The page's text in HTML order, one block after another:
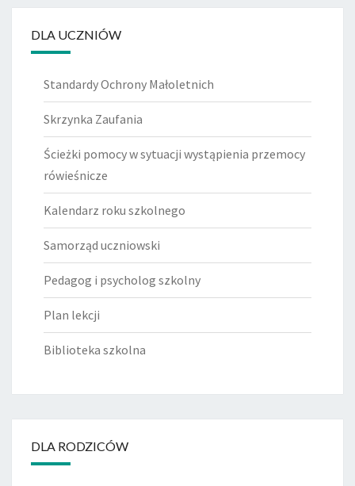
DLA UCZNIÓW
Standardy Ochrony Małoletnich
Skrzynka Zaufania
Ścieżki pomocy w sytuacji wystąpienia przemocy
rówieśnicze
Kalendarz roku szkolnego
Samorząd uczniowski
Pedagog i psycholog szkolny
Plan lekcji
Biblioteka szkolna
DLA RODZICÓW